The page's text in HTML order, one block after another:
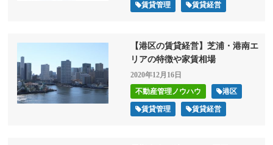
賃貸管理 賃貸経営
【港区の賃貸経営】芝浦・港南エ
リアの特徴や家賃相場
2020年12月16日
不動産管理ノウハウ
港区
賃貸管理 賃貸経営